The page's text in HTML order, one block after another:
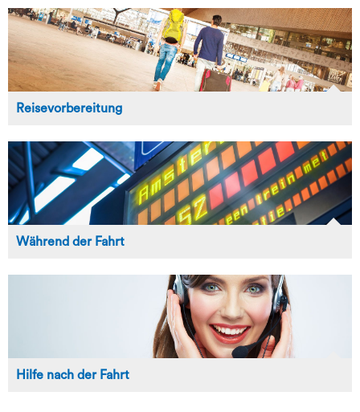
Reisevorbereitung
Während der Fahrt
Hilfe nach der Fahrt